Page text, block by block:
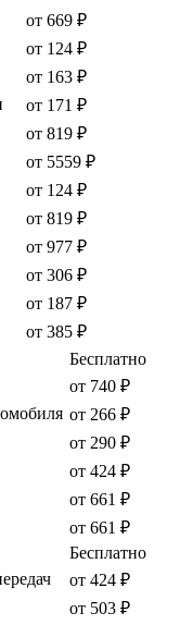
от 669 ₽
от 124 ₽
от 163 ₽
от 171 ₽
от 819 ₽
от 5559 ₽
от 124 ₽
от 819 ₽
от 977 ₽
от 306 ₽
от 187 ₽
от 385 ₽
Бесплатно
от 740 ₽
от 266 ₽
от 290 ₽
от 424 ₽
от 661 ₽
от 661 ₽
Бесплатно
от 424 ₽
от 503 ₽